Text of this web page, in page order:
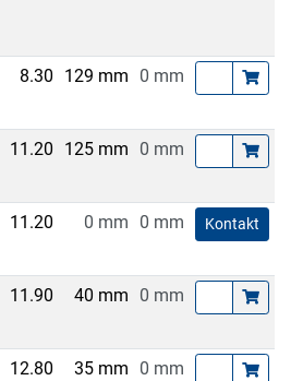
8.30 129 mm 0 mm
11.20 125 mm 0 mm
11.20 0 mm 0 mm Kontakt
11.90 40 mm 0 mm
12.80 35 mm 0 mm